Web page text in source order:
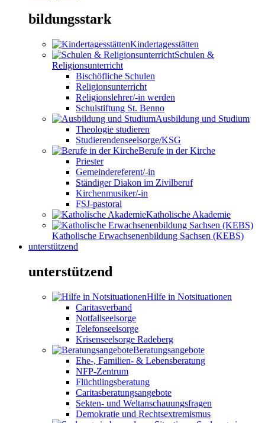
bildungsstark
Kindertagesstätten
Schulen &
Religionsunterricht
Bischöfliche Schulen
Religionsunterricht
Religionslehrer/-in werden
Schulstiftung St. Benno
Ausbildung und Studium
Theologie studieren
Studierendenseelsorge/KSG
Berufe in der Kirche
Priester
Gemeindereferent/-in
Ständiger Diakon im Zivilberuf
Kirchenmusiker/-in
FSJ-pastoral
Katholische Akademie
Katholische Erwachsenenbildung Sachsen (KEBS)
unterstützend
unterstützend
Hilfe in Notsituationen
Caritasverband
Notfallseelsorge
Telefonseelsorge
Krisenseelsorge Radeberg
Beratungsangebote
Ehe-, Familien- & Lebensberatung
NFP-Zentrum
Flüchtlingsberatung
Caritasberatungsangebote
Sekten- und Weltanschauungsfragen
Demokratie und Rechtsextremismus